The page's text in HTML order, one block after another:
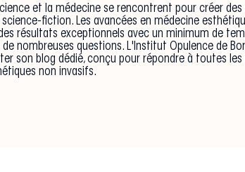
et la médecine se rencontrent pour créer
fiction. Les avancées en médecine
résultats exceptionnels avec un minimum de
nombreuses questions. L'Institut Opulence de
son blog dédié, conçu pour répondre à toutes
non invasifs.